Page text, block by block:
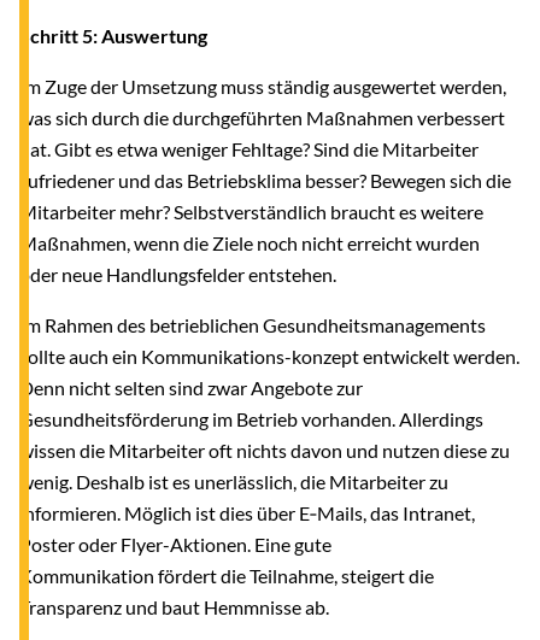
Schritt 5: Auswertung
Im Zuge der Umsetzung muss ständig ausgewertet werden,
was sich durch die durchgeführten Maßnahmen verbessert
hat. Gibt es etwa weniger Fehltage? Sind die Mitarbeiter
zufriedener und das Betriebsklima besser? Bewegen sich die
Mitarbeiter mehr? Selbstverständlich braucht es weitere
Maßnahmen, wenn die Ziele noch nicht erreicht wurden
oder neue Handlungsfelder entstehen.
Im Rahmen des betrieblichen Gesundheitsmanagements
sollte auch ein Kommunikations-konzept entwickelt werden.
Denn nicht selten sind zwar Angebote zur
Gesundheitsförderung im Betrieb vorhanden. Allerdings
wissen die Mitarbeiter oft nichts davon und nutzen diese zu
wenig. Deshalb ist es unerlässlich, die Mitarbeiter zu
informieren. Möglich ist dies über E‑Mails, das Intranet,
Poster oder Flyer-Aktionen. Eine gute
Kommunikation fördert die Teilnahme, steigert die
Transparenz und baut Hemmnisse ab.